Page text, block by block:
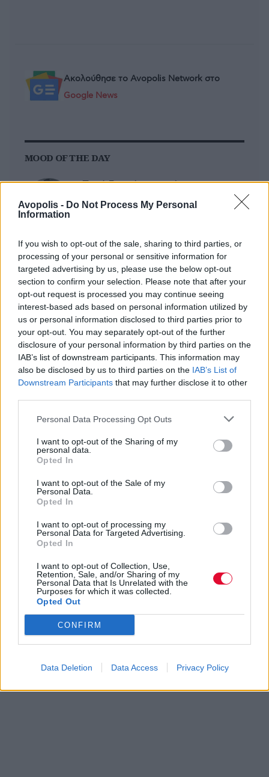
Avopolis - Do Not Process My Personal
Information
If you wish to opt-out of the sale, sharing to third parties, or
processing of your personal or sensitive information for
targeted advertising by us, please use the below opt-out
section to confirm your selection. Please note that after your
opt-out request is processed you may continue seeing
interest-based ads based on personal information utilized by
us or personal information disclosed to third parties prior to
your opt-out. You may separately opt-out of the further
disclosure of your personal information by third parties on the
IAB’s list of downstream participants. This information may
also be disclosed by us to third parties on the IAB’s List of
Downstream Participants that may further disclose it to other
Personal Data Processing Opt Outs
I want to opt-out of the Sharing of my
personal data.
Opted In
I want to opt-out of the Sale of my
Personal Data.
Opted In
I want to opt-out of processing my
Personal Data for Targeted Advertising.
Opted In
I want to opt-out of Collection, Use,
Retention, Sale, and/or Sharing of my
Personal Data that Is Unrelated with the
Purposes for which it was collected.
Opted Out
CONFIRM
Data Deletion Data Access Privacy Policy
Ακολούθησε το Avopolis Network στο
Google News
MOOD OF THE DAY
Ποτέ δεν είναι αργά,
κυριολεκτικά. Ο Άντονι Χόπκινς
στα 88 αρνείται να το βάλει κάτω
άλμπουμ με ορχηστρικές συνθέσεις και τίτλο:
Life Is A Dream. Φυσικά και είναι Άντονι...
Μάκης Μηλάτος